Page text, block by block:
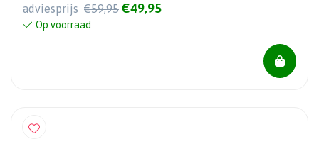
adviesprijs €59,95 €49,95
Op voorraad